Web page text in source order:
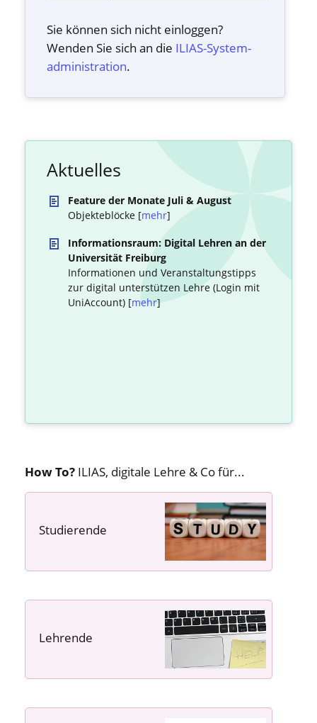
Sie können sich nicht einloggen?
Wenden Sie sich an die ILIAS-System­
administration.
Aktuelles
Feature der Monate Juli & August
Objekteblöcke [mehr]
Informationsraum: Digital Lehren an der
Universität Freiburg
Informationen und Veranstaltungstipps
zur digital unterstützen Lehre (Login mit
UniAccount) [mehr]
How To? ILIAS, digitale Lehre & Co für...
Studierende
Lehrende